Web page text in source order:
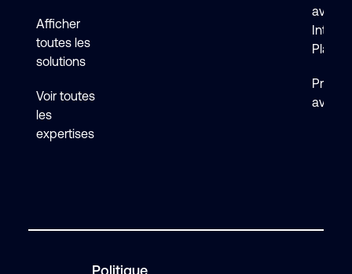
Afficher
toutes les
solutions
Voir toutes
les
expertises
avec
avec
Politique